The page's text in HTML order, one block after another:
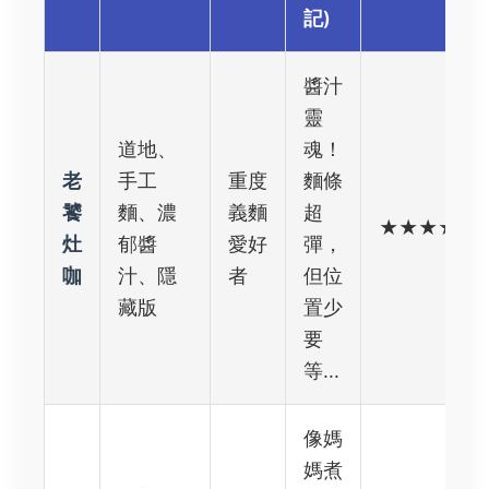
記)
老
饕
灶
咖
道地、
手工
麵、濃
郁醬
汁、隱
藏版
重度
義麵
愛好
者
醬汁
靈
魂！
麵條
超
彈，
但位
置少
要
等...
★★★★☆
像媽
媽煮